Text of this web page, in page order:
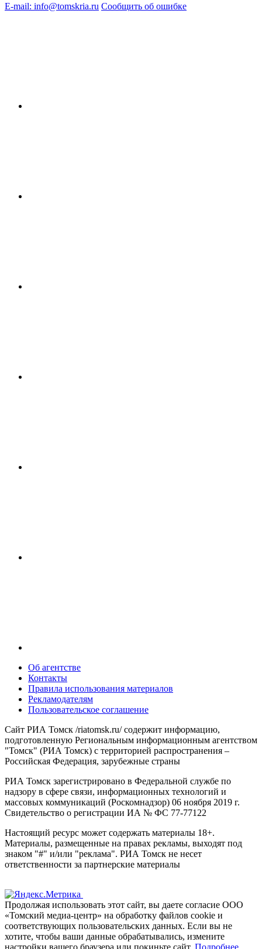
E-mail: info@tomskria.ru Сообщить об ошибке
Об агентстве
Контакты
Правила использования материалов
Рекламодателям
Пользовательское соглашение
Сайт РИА Томск /riatomsk.ru/ содержит информацию,
подготовленную Региональным информационным агентством
"Томск" (РИА Томск) с территорией распространения –
Российская Федерация, зарубежные страны
РИА Томск зарегистрировано в Федеральной службе по
надзору в сфере связи, информационных технологий и
массовых коммуникаций (Роскомнадзор) 06 ноября 2019 г.
Свидетельство о регистрации ИА № ФС 77-77122
Настоящий ресурс может содержать материалы 18+.
Материалы, размещенные на правах рекламы, выходят под
знаком "#" и/или "реклама". РИА Томск не несет
ответственности за партнерские материалы
Продолжая использовать этот сайт, вы даете согласие ООО
«Томский медиа-центр» на обработку файлов cookie и
соответствующих пользовательских данных. Если вы не
хотите, чтобы ваши данные обрабатывались, измените
настройки вашего браузера или покиньте сайт. Подробнее